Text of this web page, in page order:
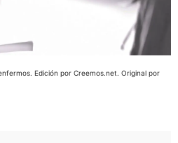
Edición por Creemos.net. Original por